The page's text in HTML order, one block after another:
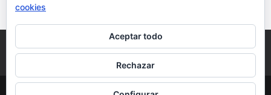
Política de Cookies
Condiciones y Privacidad
Tienda
© DoctorMoviles.com | Sitio Construido por
cookies
Aceptar todo
Rechazar